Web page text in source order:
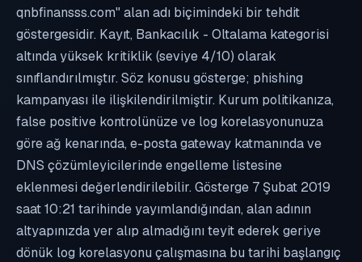
qnbfinansss.com" alan adı biçimindeki bir tehdit
göstergesidir. Kayıt, Bankacılık - Oltalama kategorisi
altında yüksek kritiklik (seviye 4/10) olarak
sınıflandırılmıştır. Söz konusu gösterge; phishing
kampanyası ile ilişkilendirilmiştir. Kurum politikanıza,
false positive kontrolünüze ve log korelasyonunuza
göre ağ kenarında, e-posta gateway katmanında ve
DNS çözümleyicilerinde engelleme listesine
eklenmesi değerlendirilebilir. Gösterge 7 Şubat 2019
saat 10:21 tarihinde yayımlandığından, alan adının
altyapınızda yer alıp almadığını teyit ederek geriye
dönük log korelasyonu çalışmasına bu tarihi başlangıç